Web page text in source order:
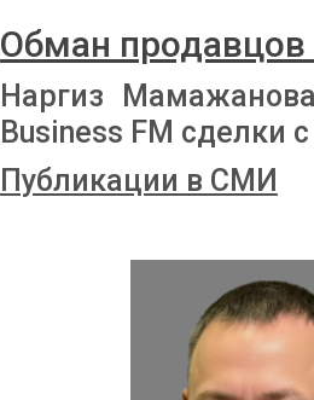
Обман
Наргиз
Business FM
Публикации в СМИ